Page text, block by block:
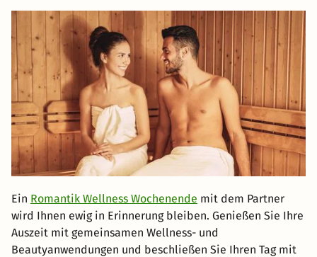
Ein Romantik Wellness Wochenende mit dem Partner
wird Ihnen ewig in Erinnerung bleiben. Genießen Sie Ihre
Auszeit mit gemeinsamen Wellness- und
Beautyanwendungen und beschließen Sie Ihren Tag mit